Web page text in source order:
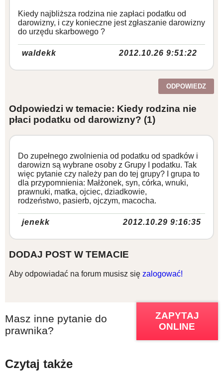
Kiedy najbliższa rodzina nie zapłaci podatku od
darowizny, i czy konieczne jest zgłaszanie darowizny
do urzędu skarbowego ?
waldekk 2012.10.26 9:51:22
ODPOWIEDZ
Odpowiedzi w temacie: Kiedy rodzina nie
płaci podatku od darowizny? (1)
Do zupełnego zwolnienia od podatku od spadków i
darowizn są wybrane osoby z Grupy I podatku. Tak
więc pytanie czy należy pan do tej grupy? I grupa to
dla przypomnienia: Małżonek, syn, córka, wnuki,
prawnuki, matka, ojciec, dziadkowie,
rodzeństwo, pasierb, ojczym, macocha.
jenekk 2012.10.29 9:16:35
DODAJ POST W TEMACIE
Aby odpowiadać na forum musisz się zalogować!
Masz inne pytanie do
prawnika?
ZAPYTAJ
ONLINE
Czytaj także